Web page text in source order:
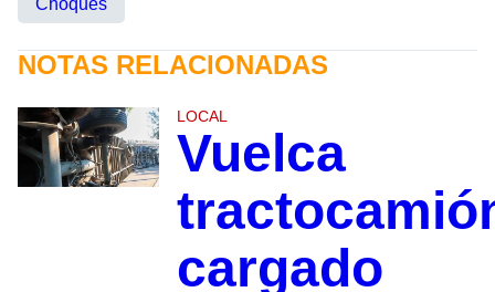
NOTAS RELACIONADAS
LOCAL
Vuelca
cargado